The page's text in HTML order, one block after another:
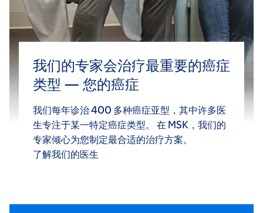
我们的专家会治疗最重要的癌症
类型 — 您的癌症
我们每年诊治 400 多种癌症亚型，其中许多医
生专注于某一特定癌症类型。 在 MSK，我们的
专家倾心为您制定最合适的治疗方案。
了解我们的医生